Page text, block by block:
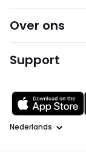
Over ons
Support
Taal